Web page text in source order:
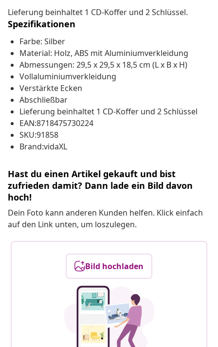
Lieferung beinhaltet 1 CD-Koffer und 2 Schlüssel.
Spezifikationen
Farbe: Silber
Material: Holz, ABS mit Aluminiumverkleidung
Abmessungen: 29,5 x 29,5 x 18,5 cm (L x B x H)
Vollaluminiumverkleidung
Verstärkte Ecken
Abschließbar
Lieferung beinhaltet 1 CD-Koffer und 2 Schlüssel
EAN:8718475730224
SKU:91858
Brand:vidaXL
Hast du einen Artikel gekauft und bist
zufrieden damit? Dann lade ein Bild davon
hoch!
Dein Foto kann anderen Kunden helfen. Klick einfach
auf den Link unten, um loszulegen.
Bild hochladen